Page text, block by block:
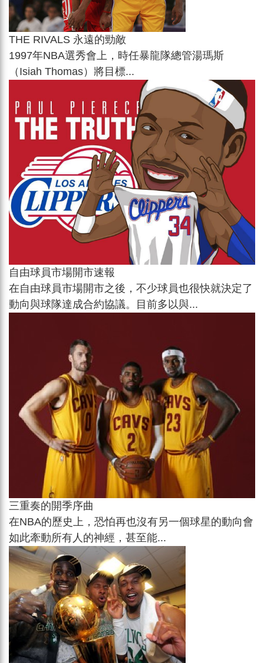
THE RIVALS 永遠的勁敵
1997年NBA選秀會上，時任暴龍隊總管湯瑪斯
（Isiah Thomas）將目標...
自由球員市場開市速報
在自由球員市場開市之後，不少球員也很快就決定了
動向與球隊達成合約協議。目前多以與...
三重奏的開季序曲
在NBA的歷史上，恐怕再也沒有另一個球星的動向會
如此牽動所有人的神經，甚至能...